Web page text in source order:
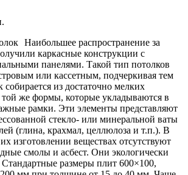
Наибольшее распространение за
каркасные конструкции с
панелями. Такой тип потолков
или кассетным, подчеркивая тем
из достаточно мелких
же формы, которые укладываются в
рамки. Эти элементы представляют
стекло- или минеральной ваты
(глина, крахмал, целлюлоза и т.п.). В
изготовлении веществах отсутствуют
смолы и асбест. Они экологически
размеры плит 600×100,